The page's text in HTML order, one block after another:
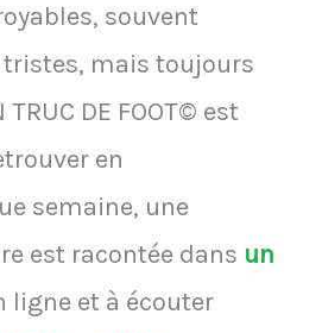
souvent
mais toujours
DE FOOT© est
en
semaine, une
est racontée dans un
ligne et à écouter